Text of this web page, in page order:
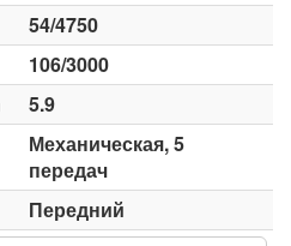
54/4750
106/3000
5.9
Механическая, 5
передач
Передний